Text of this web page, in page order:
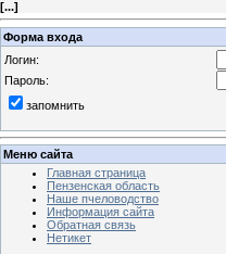
[...]
Форма входа
Логин:
Пароль:
запомнить
Меню сайта
Главная страница
Пензенская область
Наше пчеловодство
Информация сайта
Обратная связь
Нетикет